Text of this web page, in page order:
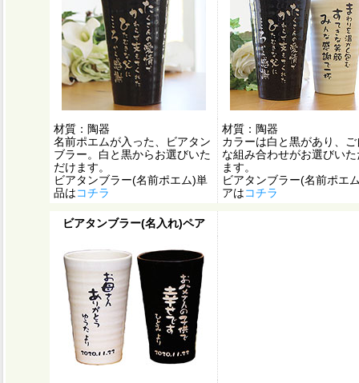
材質：陶器
名前ポエムが入った、ビアタン
ブラー。白と黒からお選びいた
だけます。
ビアタンブラー(名前ポエム)単
品はコチラ
材質：陶器
カラーは白と黒があり、
な組み合わせがお選びい
ます。
ビアタンブラー(名前ポエ
アはコチラ
ビアタンブラー(名入れ)ペア